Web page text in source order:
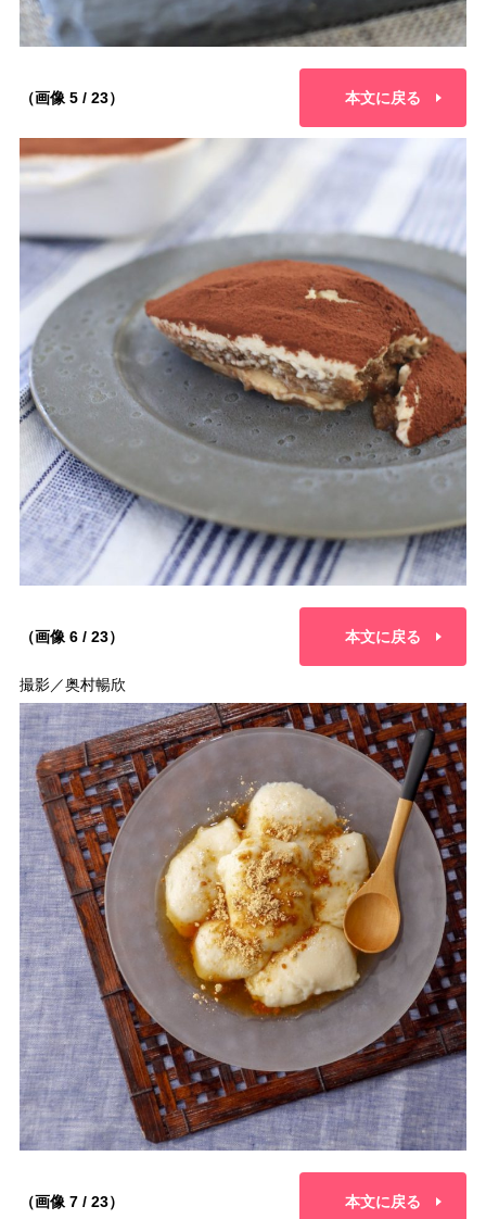
（画像 5 / 23） 本文に戻る
（画像 6 / 23） 本文に戻る
撮影／奥村暢欣
（画像 7 / 23） 本文に戻る